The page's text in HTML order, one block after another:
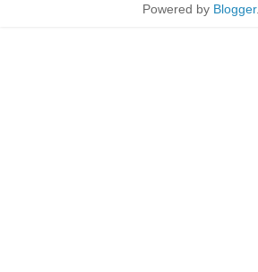
Powered by Blogger.